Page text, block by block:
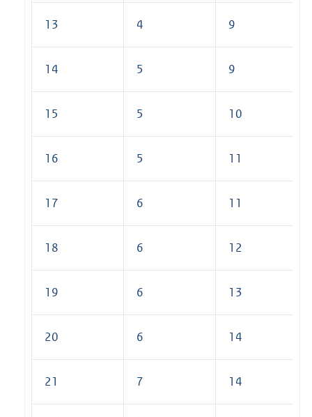
13 4 9
14 5 9
15 5 10
16 5 11
17 6 11
18 6 12
19 6 13
20 6 14
21 7 14